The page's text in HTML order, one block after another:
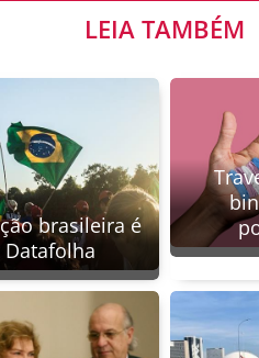
LEIA TAMBÉM
brasileira é
Datafolha